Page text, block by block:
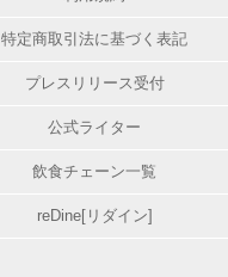
特定商取引法に基づく表記
プレスリリース受付
公式ライター
飲食チェーン一覧
reDine[リダイン]